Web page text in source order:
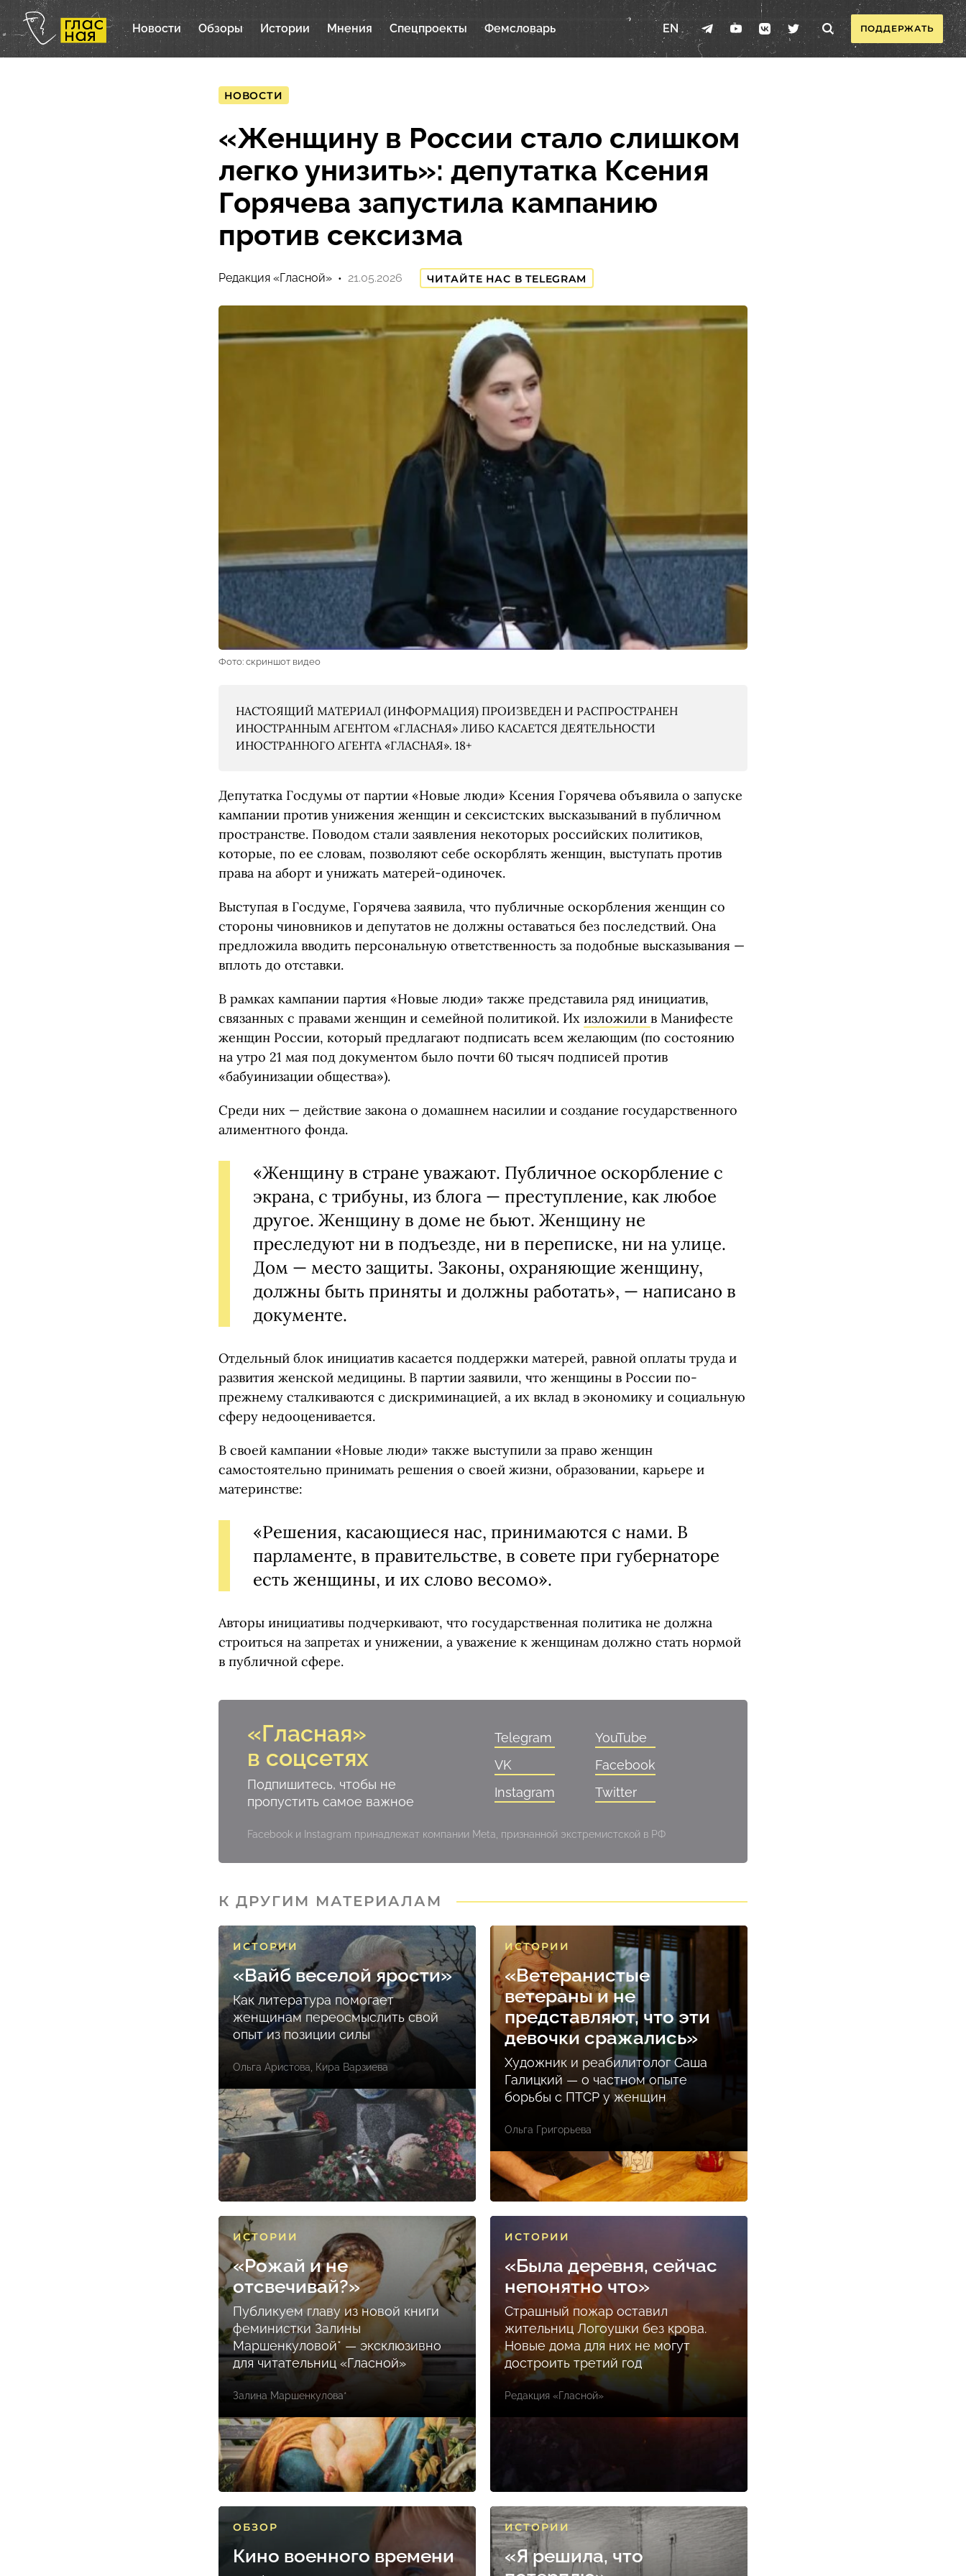
Новости Обзоры Истории Мнения Спецпроекты Фемсловарь EN ПОДДЕРЖАТЬ
НОВОСТИ
«Женщину в России стало слишком
легко унизить»: депутатка Ксения
Горячева запустила кампанию
против сексизма
Редакция «Гласной» 21.05.2026 ЧИТАЙТЕ НАС В TELEGRAM
Фото: скриншот видео
НАСТОЯЩИЙ МАТЕРИАЛ (ИНФОРМАЦИЯ) ПРОИЗВЕДЕН И РАСПРОСТРАНЕН
ИНОСТРАННЫМ АГЕНТОМ «ГЛАСНАЯ» ЛИБО КАСАЕТСЯ ДЕЯТЕЛЬНОСТИ
ИНОСТРАННОГО АГЕНТА «ГЛАСНАЯ». 18+
Депутатка Госдумы от партии «Новые люди» Ксения Горячева объявила о запуске
кампании против унижения женщин и сексистских высказываний в публичном
пространстве. Поводом стали заявления некоторых российских политиков,
которые, по ее словам, позволяют себе оскорблять женщин, выступать против
права на аборт и унижать матерей-одиночек.
Выступая в Госдуме, Горячева заявила, что публичные оскорбления женщин со
стороны чиновников и депутатов не должны оставаться без последствий. Она
предложила вводить персональную ответственность за подобные высказывания —
вплоть до отставки.
В рамках кампании партия «Новые люди» также представила ряд инициатив,
связанных с правами женщин и семейной политикой. Их изложили в Манифесте
женщин России, который предлагают подписать всем желающим (по состоянию
на утро 21 мая под документом было почти 60 тысяч подписей против
«бабуинизации общества»).
Среди них — действие закона о домашнем насилии и создание государственного
алиментного фонда.
«Женщину в стране уважают. Публичное оскорбление с
экрана, с трибуны, из блога — преступление, как любое
другое. Женщину в доме не бьют. Женщину не
преследуют ни в подъезде, ни в переписке, ни на улице.
Дом — место защиты. Законы, охраняющие женщину,
должны быть приняты и должны работать», — написано в
документе.
Отдельный блок инициатив касается поддержки матерей, равной оплаты труда и
развития женской медицины. В партии заявили, что женщины в России по-
прежнему сталкиваются с дискриминацией, а их вклад в экономику и социальную
сферу недооценивается.
В своей кампании «Новые люди» также выступили за право женщин
самостоятельно принимать решения о своей жизни, образовании, карьере и
материнстве:
«Решения, касающиеся нас, принимаются с нами. В
парламенте, в правительстве, в совете при губернаторе
есть женщины, и их слово весомо».
Авторы инициативы подчеркивают, что государственная политика не должна
строиться на запретах и унижении, а уважение к женщинам должно стать нормой
в публичной сфере.
«Гласная»
в соцсетях
Подпишитесь, чтобы не
пропустить самое важное
Telegram
YouTube
VK
Facebook
Instagram
Twitter
Facebook и Instagram принадлежат компании Meta, признанной экстремистской в РФ
К ДРУГИМ МАТЕРИАЛАМ
ИСТОРИИ
«Вайб веселой ярости»
Как литература помогает
женщинам переосмыслить свой
опыт из позиции силы
Ольга Аристова Кира Варзиева
ИСТОРИИ
«Ветеранистые
ветераны и не
представляют, что эти
девочки сражались»
Художник и реабилитолог Саша
Галицкий — о частном опыте
борьбы с ПТСР у женщин
Ольга Григорьева
ИСТОРИИ
«Рожай и не
отсвечивай?»
Публикуем главу из новой книги
феминистки Залины
Маршенкуловой* — эксклюзивно
для читательниц «Гласной»
Залина Маршенкулова*
ИСТОРИИ
«Была деревня, сейчас
непонятно что»
Страшный пожар оставил
жительниц Логоушки без крова.
Новые дома для них не могут
достроить третий год
Редакция «Гласной»
ОБЗОР
Кино военного времени
ИСТОРИИ
«Я решила, что